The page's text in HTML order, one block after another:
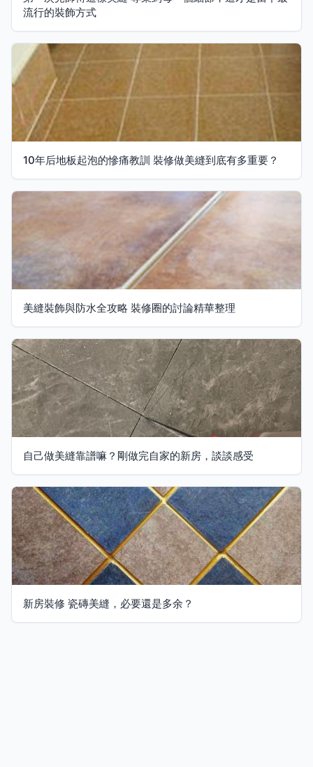
流行的裝飾方式
10年后地板起泡的慘痛教訓 裝修做美縫到底有多重要？
美縫裝飾與防水全攻略 裝修圈的討論精華整理
自己做美縫靠譜嘛？剛做完自家的新房，談談感受
新房裝修 瓷磚美縫，必要還是多余？